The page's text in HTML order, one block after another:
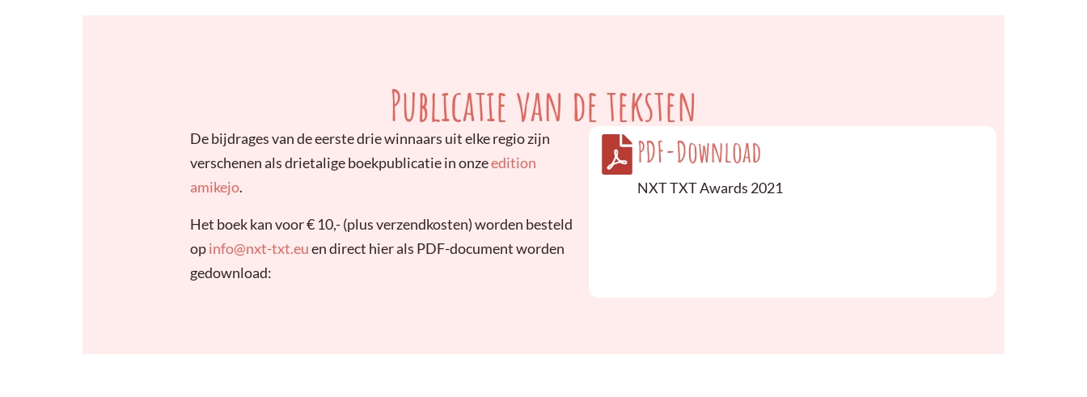
Publicatie van de teksten
De bijdrages van de eerste drie winnaars uit elke regio zijn
verschenen als drietalige boekpublicatie in onzeedition
amikejo.
Het boek kan voor € 10,- (plus verzendkosten) worden besteld
opinfo@nxt-txt.euen direct hier als PDF-document worden
gedownload:
PDF-Download
NXT TXT Awards 2021